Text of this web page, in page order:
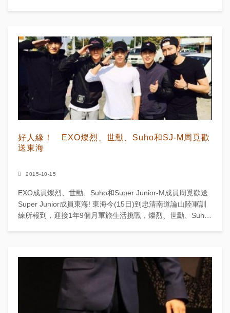
好人緣！ EXO燦烈、世勳、Suho和SJ-M周覓歡
送東海
2015-10-15
EXO成員燦烈、世勳、Suho和Super Junior-M成員周覓歡送
Super Junior成員東海! 東海今(15日)到忠清南道論山陸軍訓
練所報到，迎接1年9個月軍旅生活挑戰，燦烈、世勳、Suho